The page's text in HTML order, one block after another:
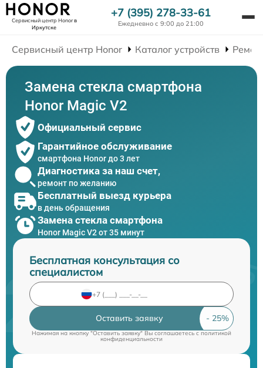
Сервисный центр Honorв
Иркутске
+7 (395) 278-33-61
Ежедневно с 9:00 до 21:00
Сервисный центр Honor Каталог устройств
Замена стекла смартфона
Honor Magic V2
Официальный сервис
Гарантийное обслуживание
смартфона Honor до 3 лет
Диагностика за наш счет,
ремонт по желанию
Бесплатный выезд курьера
в день обращения
Замена стекла смартфона
Honor Magic V2 от 35 минут
Бесплатная консультация со
специалистом
Оставить заявку
Нажимая на кнопку "Оставить заявку" Вы соглашаетесь cполитикой
конфиденциальности